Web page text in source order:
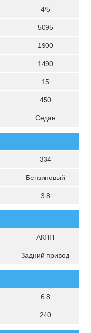
4/5
5095
1900
1490
15
450
Седан
334
Бензиновый
3.8
АКПП
Задний привод
6.8
240